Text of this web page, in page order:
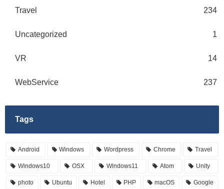
Travel 234
Uncategorized 1
VR 14
WebService 237
Tags
Android Windows Wordpress Chrome Travel
Windows10 OSX Windows11 Atom Unity
photo Ubuntu Hotel PHP macOS Google